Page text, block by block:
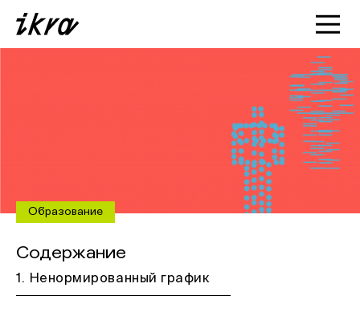
Образование
Содержание
1. Ненормированный график